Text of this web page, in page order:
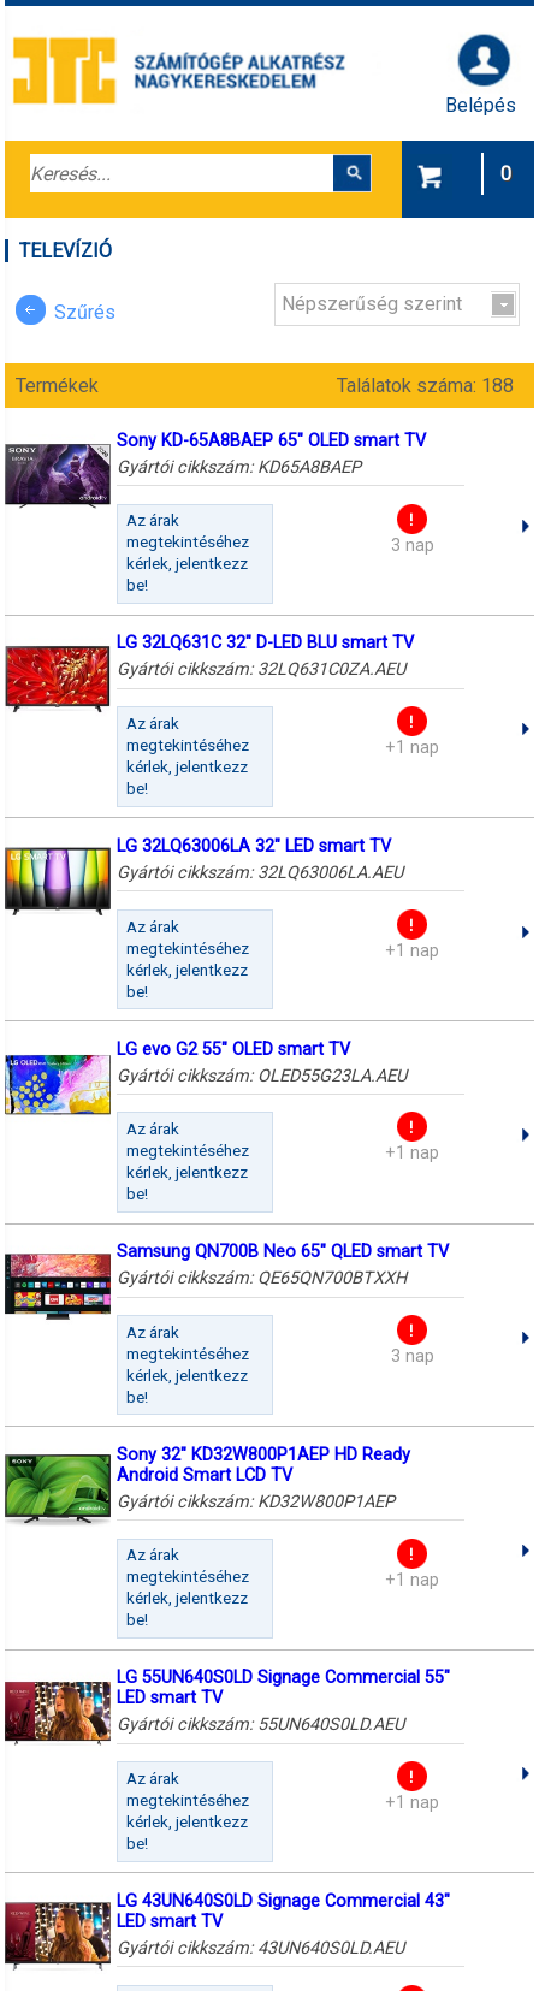
Belépés
0
TELEVÍZIÓ
Szűrés Népszerűség szerint
Termékek Találatok száma: 188
Sony KD-65A8BAEP 65" OLED smart TV
Gyártói cikkszám: KD65A8BAEP
Az árak
megtekintéséhez
kérlek, jelentkezz
be!
3 nap
LG 32LQ631C 32" D-LED BLU smart TV
Gyártói cikkszám: 32LQ631C0ZA.AEU
Az árak
megtekintéséhez
kérlek, jelentkezz
be!
+1 nap
LG 32LQ63006LA 32" LED smart TV
Gyártói cikkszám: 32LQ63006LA.AEU
Az árak
megtekintéséhez
kérlek, jelentkezz
be!
+1 nap
LG evo G2 55" OLED smart TV
Gyártói cikkszám: OLED55G23LA.AEU
Az árak
megtekintéséhez
kérlek, jelentkezz
be!
+1 nap
Samsung QN700B Neo 65" QLED smart TV
Gyártói cikkszám: QE65QN700BTXXH
Az árak
megtekintéséhez
kérlek, jelentkezz
be!
3 nap
Sony 32" KD32W800P1AEP HD Ready
Android Smart LCD TV
Gyártói cikkszám: KD32W800P1AEP
Az árak
megtekintéséhez
kérlek, jelentkezz
be!
+1 nap
LG 55UN640S0LD Signage Commercial 55"
LED smart TV
Gyártói cikkszám: 55UN640S0LD.AEU
Az árak
megtekintéséhez
kérlek, jelentkezz
be!
+1 nap
LG 43UN640S0LD Signage Commercial 43"
LED smart TV
Gyártói cikkszám: 43UN640S0LD.AEU